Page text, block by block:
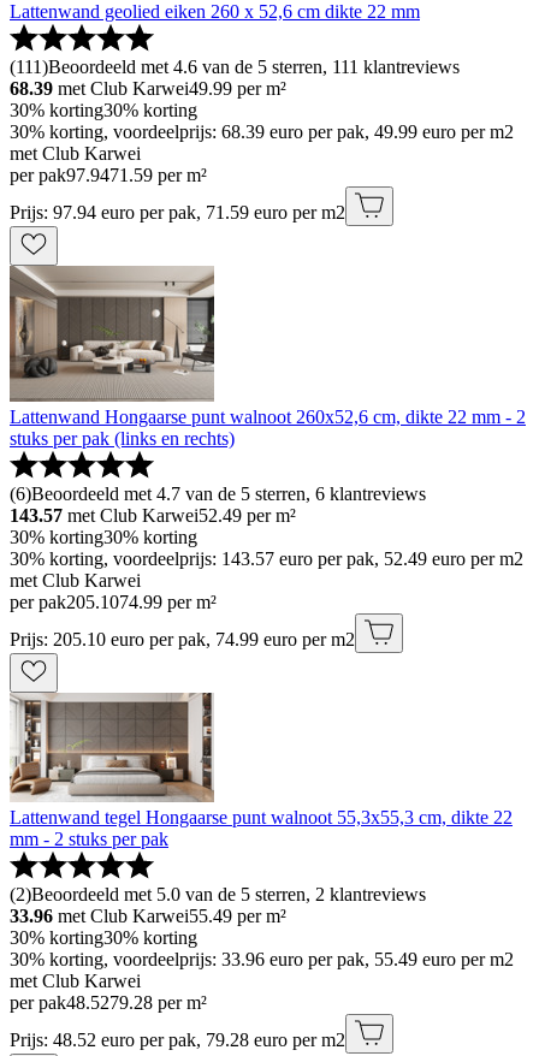
Lattenwand geolied eiken 260 x 52,6 cm dikte 22 mm
(111)Beoordeeld met 4.6 van de 5 sterren, 111 klantreviews
68.39 met Club Karwei49.99 per m²
30% korting30% korting
30% korting, voordeelprijs: 68.39 euro per pak, 49.99 euro per m2
met Club Karwei
per pak97.9471.59 per m²
Prijs: 97.94 euro per pak, 71.59 euro per m2
Lattenwand Hongaarse punt walnoot 260x52,6 cm, dikte 22 mm - 2
stuks per pak (links en rechts)
(6)Beoordeeld met 4.7 van de 5 sterren, 6 klantreviews
143.57 met Club Karwei52.49 per m²
30% korting30% korting
30% korting, voordeelprijs: 143.57 euro per pak, 52.49 euro per m2
met Club Karwei
per pak205.1074.99 per m²
Prijs: 205.10 euro per pak, 74.99 euro per m2
Lattenwand tegel Hongaarse punt walnoot 55,3x55,3 cm, dikte 22
mm - 2 stuks per pak
(2)Beoordeeld met 5.0 van de 5 sterren, 2 klantreviews
33.96 met Club Karwei55.49 per m²
30% korting30% korting
30% korting, voordeelprijs: 33.96 euro per pak, 55.49 euro per m2
met Club Karwei
per pak48.5279.28 per m²
Prijs: 48.52 euro per pak, 79.28 euro per m2